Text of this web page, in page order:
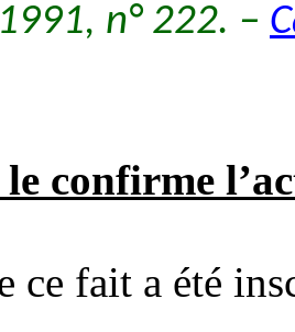
n° 222. –
confirme
ce fait a été